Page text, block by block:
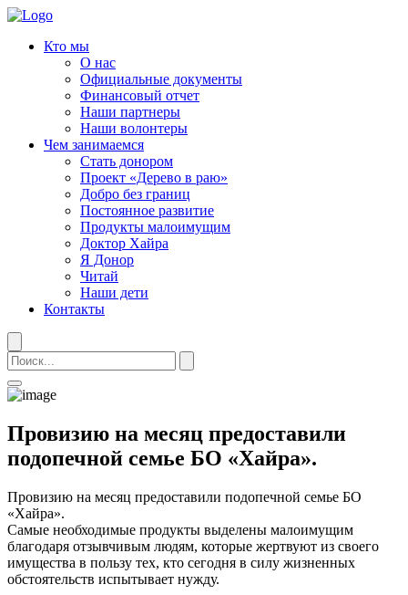
Кто мы
О нас
Официальные документы
Финансовый отчет
Наши партнеры
Наши волонтеры
Чем занимаемся
Стать донором
Проект «Дерево в раю»
Добро без границ
Постоянное развитие
Продукты малоимущим
Доктор Хайра
Я Донор
Читай
Наши дети
Контакты
Провизию на месяц предоставили
подопечной семье БО «Хайра».
Провизию на месяц предоставили подопечной семье БО
«Хайра».
Самые необходимые продукты выделены малоимущим
благодаря отзывчивым людям, которые жертвуют из своего
имущества в пользу тех, кто сегодня в силу жизненных
обстоятельств испытывает нужду.